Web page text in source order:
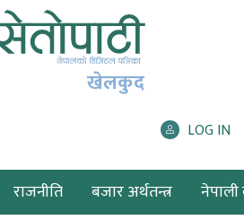
खेलकुद
LOG IN
राजनीति बजार अर्थतन्त्र नेपाली